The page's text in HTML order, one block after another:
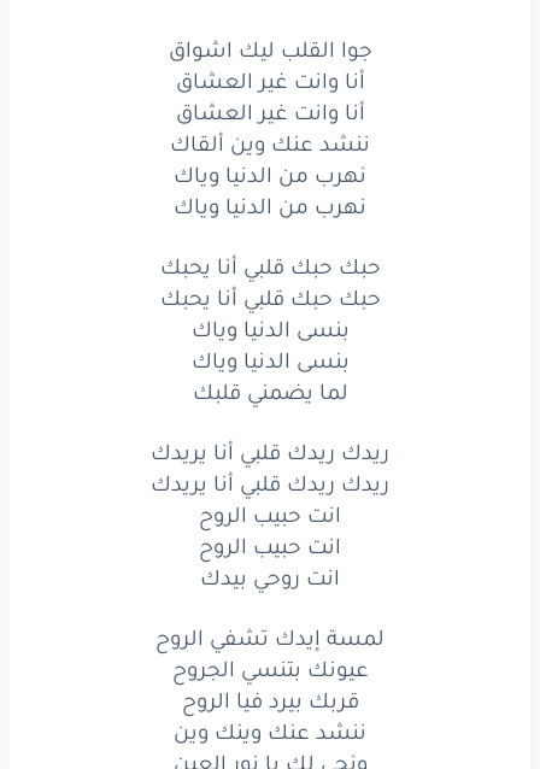
بنسىالدنياوياك
بنسىالدنياوياك
لمايضمنيقلبك
ريدكقلبيأنايريدك
ريدكريدك قلبي أنايريدك
انتحبيب الروح
انتحبيب الروح
لمسةإيدكتشفيالروح
عيونكبتنسيالجروح
قربكبيردفياالروح
ننشد عنكوينكوين
ونجيلكيا نورالعين
ونجيلكيا نورالعين
جوا القلب ليك اشواق
أنا وانت غير العشاق
أنا وانت غير العشاق
ننشد عنك وين ألقاك
نهرب من الدنيا وياك
نهرب من الدنيا وياك
حبك حبك قلبي أنا يحبك
حبك حبك قلبي أنا يحبك
بنسى الدنيا وياك
بنسى الدنيا وياك
لما يضمني قلبك
ريدك ريدك قلبي أنا يريدك
ريدك ريدك قلبي أنا يريدك
انت حبيب الروح
انت حبيب الروح
انت روحي بيدك
لمسة إيدك تشفي الروح
عيونك بتنسي الجروح
قربك بيرد فيا الروح
ننشد عنك وينك وين
ونجي لك يا نور العين